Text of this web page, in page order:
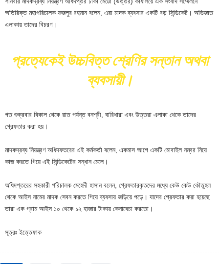
অতিরিক্ত মহাপরিচালক ফজলুর রহমান বলেন, এরা মাদক ব্যবসার একটি বড় সিন্ডিকেট। অভিজাত
এলাকায় তাদের বিচরণ।
প্রত্যেকেই উচ্চবিত্ত শ্রেণির সন্তান অথবা
ব্যবসায়ী।
গত শুক্রবার বিকাল থেকে রাত পর্যন্ত বনশ্রী, বারিধারা এবং উত্তরা এলাকা থেকে তাদের
গ্রেফতার করা হয়।
মাদকদ্রব্য নিয়ন্ত্রণ অধিদফতরের এই কর্মকর্তা বলেন, একমাস আগে একটি মোবাইল নম্বর নিয়ে
কাজ করতে গিয়ে এই সিন্ডিকেটের সন্ধান মেলে।
অধিদপ্তরের সহকারী পরিচালক মেহেদী হাসান বলেন, গ্রেফতারকৃতদের মধ্যে কেউ কেউ কৌতুহল
থেকে আইস নামের মাদক সেবন করতে গিয়ে ব্যবসায় জড়িয়ে পড়ে। যাদের গ্রেফতার করা হয়েছে
তারা এক গ্রাম আইস ১০ থেকে ১২ হাজার টাকায় কেনাবেচা করতো।
সূত্রঃ ইত্তেফাক